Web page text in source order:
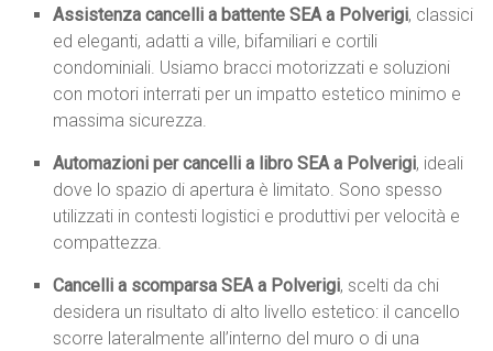
Assistenza cancelli a battente SEA a Polverigi, classici
ed eleganti, adatti a ville, bifamiliari e cortili
condominiali. Usiamo bracci motorizzati e soluzioni
con motori interrati per un impatto estetico minimo e
massima sicurezza.
Automazioni per cancelli a libro SEA a Polverigi, ideali
dove lo spazio di apertura è limitato. Sono spesso
utilizzati in contesti logistici e produttivi per velocità e
compattezza.
Cancelli a scomparsa SEA a Polverigi, scelti da chi
desidera un risultato di alto livello estetico: il cancello
scorre lateralmente all’interno del muro o di una